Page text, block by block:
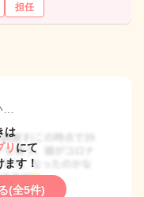
担任
は
リ にて
す！
(全5件)